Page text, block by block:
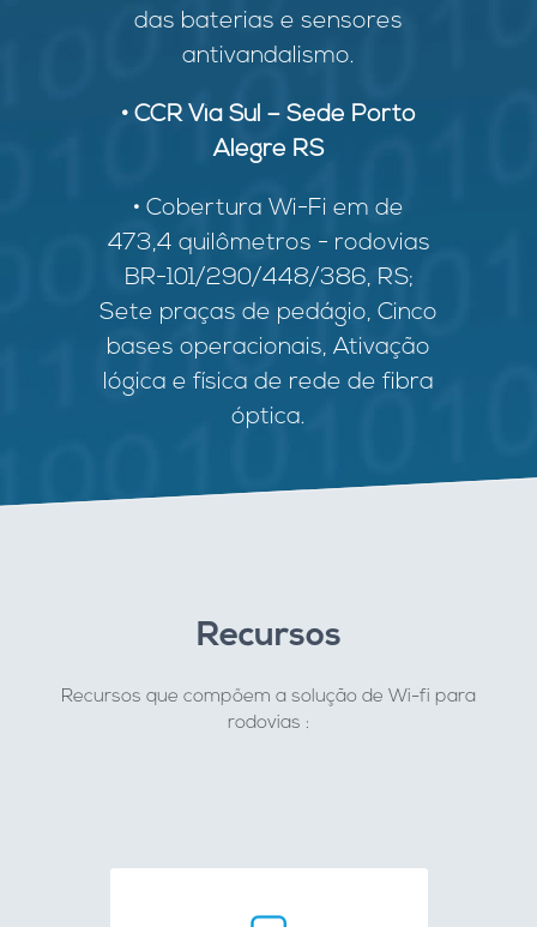
das baterias e sensores
antivandalismo.
• CCR Via Sul – Sede Porto
Alegre RS
• Cobertura Wi-Fi em de
473,4 quilômetros - rodovias
BR-101/290/448/386, RS;
Sete praças de pedágio, Cinco
bases operacionais, Ativação
lógica e física de rede de fibra
óptica.
Recursos
Recursos que compõem a solução de Wi-fi para
rodovias :